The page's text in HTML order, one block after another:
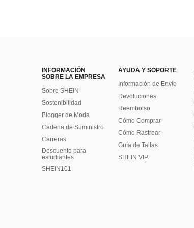
INFORMACIÓN
SOBRE LA EMPRESA
Sobre SHEIN
Sostenibilidad
Blogger de Moda
Cadena de Suministro
Carreras
Descuento para
estudiantes
SHEIN101
AYUDA Y SOPORTE
Información de Envío
Devoluciones
Reembolso
Cómo Comprar
Cómo Rastrear
Guía de Tallas
SHEIN VIP